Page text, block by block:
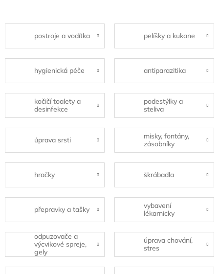
postroje a vodítka pelíšky a kukane
hygienická péče antiparazitika
kočičí toalety a
desinfekce
podestýlky a
steliva
úprava srsti
misky, fontány,
zásobníky
hračky škrábadla
přepravky a tašky
vybavení
lékarnicky
odpuzovače a
výcvikové spreje,
gely
úprava chování,
stres